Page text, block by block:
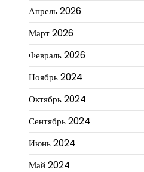
Апрель 2026
Март 2026
Февраль 2026
Ноябрь 2024
Октябрь 2024
Сентябрь 2024
Июнь 2024
Май 2024